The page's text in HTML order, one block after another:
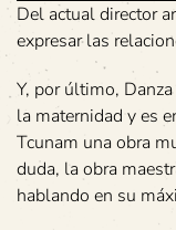
Del actual director
expresar las
Y, por último,
la maternidad y es
Tcunam una obra
duda, la obra
hablando en su